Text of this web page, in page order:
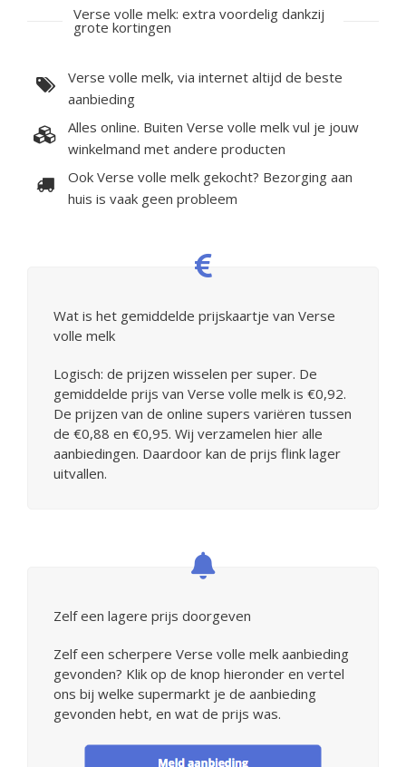
Verse volle melk: extra voordelig dankzij
grote kortingen
Verse volle melk, via internet altijd de beste
aanbieding
Alles online. Buiten Verse volle melk vul je jouw
winkelmand met andere producten
Ook Verse volle melk gekocht? Bezorging aan
huis is vaak geen probleem
Wat is het gemiddelde prijskaartje van Verse
volle melk
Logisch: de prijzen wisselen per super. De
gemiddelde prijs van Verse volle melk is €0,92.
De prijzen van de online supers variëren tussen
de €0,88 en €0,95. Wij verzamelen hier alle
aanbiedingen. Daardoor kan de prijs flink lager
uitvallen.
Zelf een lagere prijs doorgeven
Zelf een scherpere Verse volle melk aanbieding
gevonden? Klik op de knop hieronder en vertel
ons bij welke supermarkt je de aanbieding
gevonden hebt, en wat de prijs was.